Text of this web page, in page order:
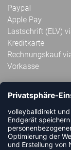
Paypal
Apple Pay
Lastschrift (ELV)
Kreditkarte
Rechnungskauf
Vorkasse
ABONNIERE
NEUIGKEIT